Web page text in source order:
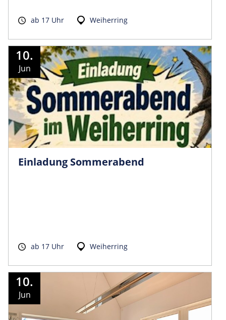
ab 17 Uhr Weiherring
10.
Jun
Einladung Sommerabend
ab 17 Uhr Weiherring
10.
Jun